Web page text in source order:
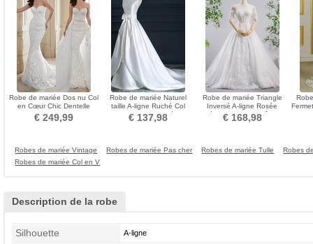
Robe de mariée Dos nu Col
en Cœur Chic Dentelle
Printemps Salle
€ 249,99
Robe de mariée Naturel
taille A-ligne Ruché Col
Bateau Fermeture éclair
€ 137,98
Robe de mariée Triangle
Inversé A-ligne Rosée
épaule Eglise Traîne
Longue
€ 168,98
Robes de mariée Vintage Robes de mariée Pas cher Robes de mariée Tulle
Robes
Robes de mariée Col en V
Description de la robe
Silhouette A-ligne